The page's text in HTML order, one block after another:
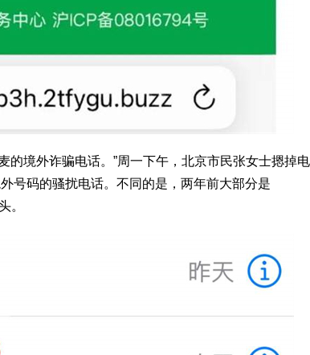
的境外诈骗电话。”周一下午，北京市民张女士摁掉
号码的骚扰电话。不同的是，两年前大部分是
。